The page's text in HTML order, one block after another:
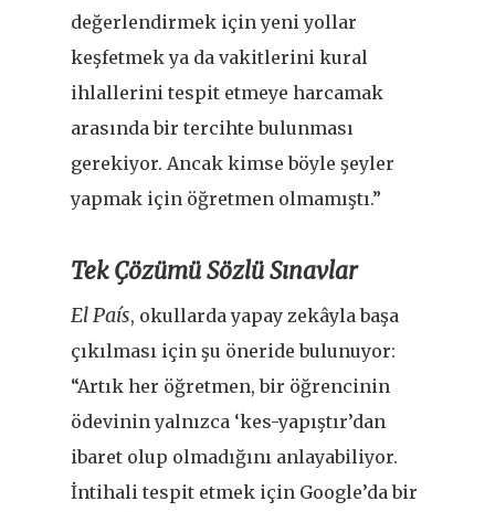
değerlendirmek için yeni yollar
keşfetmek ya da vakitlerini kural
ihlallerini tespit etmeye harcamak
arasında bir tercihte bulunması
gerekiyor. Ancak kimse böyle şeyler
yapmak için öğretmen olmamıştı.”
Tek Çözümü Sözlü Sınavlar
El País, okullarda yapay zekâyla başa
çıkılması için şu öneride bulunuyor:
“Artık her öğretmen, bir öğrencinin
ödevinin yalnızca ‘kes-yapıştır’dan
ibaret olup olmadığını anlayabiliyor.
İntihali tespit etmek için Google’da bir